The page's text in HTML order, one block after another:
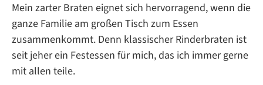
Mein zarter Braten eignet sich hervorragend, wenn die
ganze Familie am großen Tisch zum Essen
zusammenkommt. Denn klassischer Rinderbraten ist
seit jeher ein Festessen für mich, das ich immer gerne
mit allen teile.